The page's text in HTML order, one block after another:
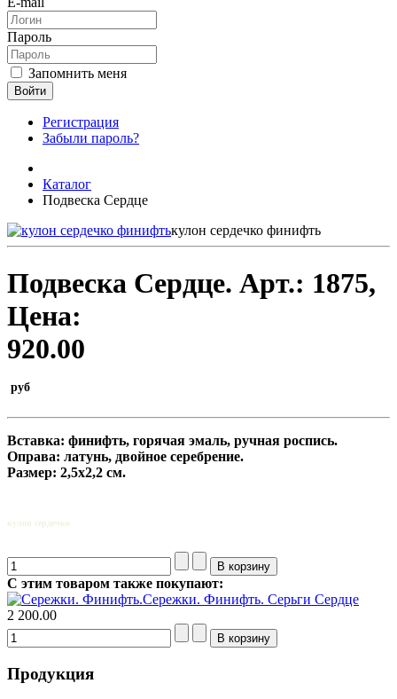
Пароль
Запомнить меня
Войти
Регистрация
Забыли пароль?
Каталог
Подвеска Сердце
кулон сердечко финифть
Подвеска Сердце. Арт.: 1875,
Цена:
920.00
руб
Вставка: финифть, горячая эмаль, ручная роспись.
Оправа: латунь, двойное серебрение.
Размер: 2,5х2,2 см.
кулон сердечко
С этим товаром также покупают:
Сережки. Финифть. Серьги Сердце
2 200.00
Продукция